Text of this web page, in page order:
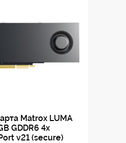
Matrox LUMA
GDDR6 4x
v21 (secure)